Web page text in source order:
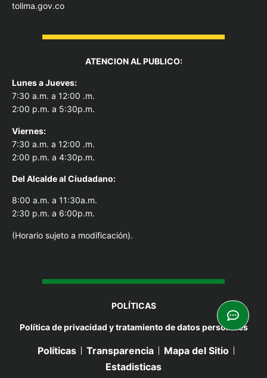
tolima.gov.co
ATENCION AL PUBLICO:
Lunes a Jueves:
7:30 a.m. a 12:00 .m.
2:00 p.m. a 5:30p.m.
Viernes:
7:30 a.m. a 12:00 .m.
2:00 p.m. a 4:30p.m.
Del Alcalde al Ciudadano:
8:00 a.m. a 11:30a.m.
2:30 p.m. a 6:00p.m.
(Horario sujeto a modificación).
POLÍTICAS
Política de privacidad y tratamiento de datos personales
Políticas Transparencia
Mapa del Sitio
Estadisticas